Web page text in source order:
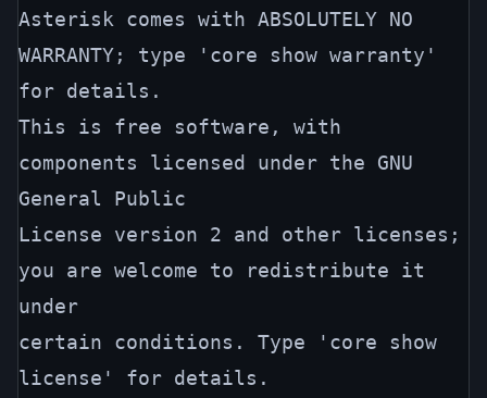
Asterisk comes with ABSOLUTELY NO
WARRANTY; type 'core show warranty'
for details.
This is free software, with
components licensed under the GNU
General Public
License version 2 and other licenses;
you are welcome to redistribute it
under
certain conditions. Type 'core show
license' for details.